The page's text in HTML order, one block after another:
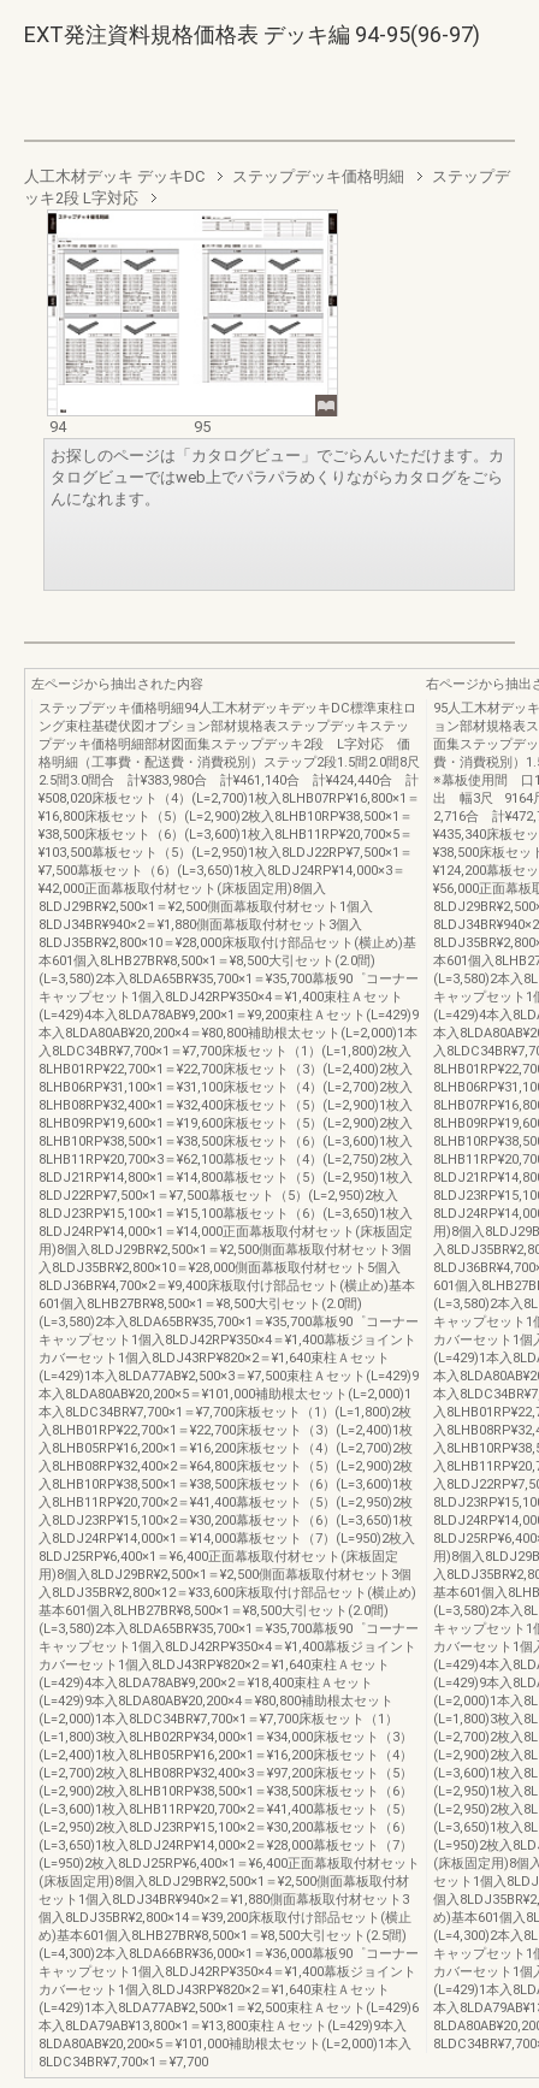
EXT発注資料規格価格表 デッキ編 94-95(96-97)
人工木材デッキ デッキDC ステップデッキ価格明細
ステップデ
ッキ2段 L字対応
94
95
お探しのページは「カタログビュー」でごらんいただけます。カ
タログビューではweb上でパラパラめくりながらカタログをごら
んになれます。
左ページから抽出された内容
ステップデッキ価格明細94人工木材デッキデッキDC標準束柱ロ
ング束柱基礎伏図オプション部材規格表ステップデッキステッ
プデッキ価格明細部材図面集ステップデッキ2段 L字対応 価
格明細（工事費・配送費・消費税別）ステップ2段1.5間2.0間8尺
2.5間3.0間合 計¥383,980合 計¥461,140合 計¥424,440合 計
¥508,020床板セット（4）(L=2,700)1枚入8LHB07RP¥16,800×1＝
¥16,800床板セット（5）(L=2,900)2枚入8LHB10RP¥38,500×1＝
¥38,500床板セット（6）(L=3,600)1枚入8LHB11RP¥20,700×5＝
¥103,500幕板セット（5）(L=2,950)1枚入8LDJ22RP¥7,500×1＝
¥7,500幕板セット（6）(L=3,650)1枚入8LDJ24RP¥14,000×3＝
¥42,000正面幕板取付材セット(床板固定用)8個入
8LDJ29BR¥2,500×1＝¥2,500側面幕板取付材セット1個入
8LDJ34BR¥940×2＝¥1,880側面幕板取付材セット3個入
8LDJ35BR¥2,800×10＝¥28,000床板取付け部品セット(横止め)基
本601個入8LHB27BR¥8,500×1＝¥8,500大引セット(2.0間)
(L=3,580)2本入8LDA65BR¥35,700×1＝¥35,700幕板90゜コーナー
キャップセット1個入8LDJ42RP¥350×4＝¥1,400束柱Ａセット
(L=429)4本入8LDA78AB¥9,200×1＝¥9,200束柱Ａセット(L=429)9
本入8LDA80AB¥20,200×4＝¥80,800補助根太セット(L=2,000)1本
入8LDC34BR¥7,700×1＝¥7,700床板セット（1）(L=1,800)2枚入
8LHB01RP¥22,700×1＝¥22,700床板セット（3）(L=2,400)2枚入
8LHB06RP¥31,100×1＝¥31,100床板セット（4）(L=2,700)2枚入
8LHB08RP¥32,400×1＝¥32,400床板セット（5）(L=2,900)1枚入
8LHB09RP¥19,600×1＝¥19,600床板セット（5）(L=2,900)2枚入
8LHB10RP¥38,500×1＝¥38,500床板セット（6）(L=3,600)1枚入
8LHB11RP¥20,700×3＝¥62,100幕板セット（4）(L=2,750)2枚入
8LDJ21RP¥14,800×1＝¥14,800幕板セット（5）(L=2,950)1枚入
8LDJ22RP¥7,500×1＝¥7,500幕板セット（5）(L=2,950)2枚入
8LDJ23RP¥15,100×1＝¥15,100幕板セット（6）(L=3,650)1枚入
8LDJ24RP¥14,000×1＝¥14,000正面幕板取付材セット(床板固定
用)8個入8LDJ29BR¥2,500×1＝¥2,500側面幕板取付材セット3個
入8LDJ35BR¥2,800×10＝¥28,000側面幕板取付材セット5個入
8LDJ36BR¥4,700×2＝¥9,400床板取付け部品セット(横止め)基本
601個入8LHB27BR¥8,500×1＝¥8,500大引セット(2.0間)
(L=3,580)2本入8LDA65BR¥35,700×1＝¥35,700幕板90゜コーナー
キャップセット1個入8LDJ42RP¥350×4＝¥1,400幕板ジョイント
カバーセット1個入8LDJ43RP¥820×2＝¥1,640束柱Ａセット
(L=429)1本入8LDA77AB¥2,500×3＝¥7,500束柱Ａセット(L=429)9
本入8LDA80AB¥20,200×5＝¥101,000補助根太セット(L=2,000)1
本入8LDC34BR¥7,700×1＝¥7,700床板セット（1）(L=1,800)2枚
入8LHB01RP¥22,700×1＝¥22,700床板セット（3）(L=2,400)1枚
入8LHB05RP¥16,200×1＝¥16,200床板セット（4）(L=2,700)2枚
入8LHB08RP¥32,400×2＝¥64,800床板セット（5）(L=2,900)2枚
入8LHB10RP¥38,500×1＝¥38,500床板セット（6）(L=3,600)1枚
入8LHB11RP¥20,700×2＝¥41,400幕板セット（5）(L=2,950)2枚
入8LDJ23RP¥15,100×2＝¥30,200幕板セット（6）(L=3,650)1枚
入8LDJ24RP¥14,000×1＝¥14,000幕板セット（7）(L=950)2枚入
8LDJ25RP¥6,400×1＝¥6,400正面幕板取付材セット(床板固定
用)8個入8LDJ29BR¥2,500×1＝¥2,500側面幕板取付材セット3個
入8LDJ35BR¥2,800×12＝¥33,600床板取付け部品セット(横止め)
基本601個入8LHB27BR¥8,500×1＝¥8,500大引セット(2.0間)
(L=3,580)2本入8LDA65BR¥35,700×1＝¥35,700幕板90゜コーナー
キャップセット1個入8LDJ42RP¥350×4＝¥1,400幕板ジョイント
カバーセット1個入8LDJ43RP¥820×2＝¥1,640束柱Ａセット
(L=429)4本入8LDA78AB¥9,200×2＝¥18,400束柱Ａセット
(L=429)9本入8LDA80AB¥20,200×4＝¥80,800補助根太セット
(L=2,000)1本入8LDC34BR¥7,700×1＝¥7,700床板セット（1）
(L=1,800)3枚入8LHB02RP¥34,000×1＝¥34,000床板セット（3）
(L=2,400)1枚入8LHB05RP¥16,200×1＝¥16,200床板セット（4）
(L=2,700)2枚入8LHB08RP¥32,400×3＝¥97,200床板セット（5）
(L=2,900)2枚入8LHB10RP¥38,500×1＝¥38,500床板セット（6）
(L=3,600)1枚入8LHB11RP¥20,700×2＝¥41,400幕板セット（5）
(L=2,950)2枚入8LDJ23RP¥15,100×2＝¥30,200幕板セット（6）
(L=3,650)1枚入8LDJ24RP¥14,000×2＝¥28,000幕板セット（7）
(L=950)2枚入8LDJ25RP¥6,400×1＝¥6,400正面幕板取付材セット
(床板固定用)8個入8LDJ29BR¥2,500×1＝¥2,500側面幕板取付材
セット1個入8LDJ34BR¥940×2＝¥1,880側面幕板取付材セット3
個入8LDJ35BR¥2,800×14＝¥39,200床板取付け部品セット(横止
め)基本601個入8LHB27BR¥8,500×1＝¥8,500大引セット(2.5間)
(L=4,300)2本入8LDA66BR¥36,000×1＝¥36,000幕板90゜コーナー
キャップセット1個入8LDJ42RP¥350×4＝¥1,400幕板ジョイント
カバーセット1個入8LDJ43RP¥820×2＝¥1,640束柱Ａセット
(L=429)1本入8LDA77AB¥2,500×1＝¥2,500束柱Ａセット(L=429)6
本入8LDA79AB¥13,800×1＝¥13,800束柱Ａセット(L=429)9本入
8LDA80AB¥20,200×5＝¥101,000補助根太セット(L=2,000)1本入
8LDC34BR¥7,700×1＝¥7,700
右ページから抽出
95人工木材デッ
ョン部材規格表
面集ステップデ
費・消費税別）
※幕板使用間 口
出 幅3尺 9164尺
2,716合 計
¥435,340床板セ
¥38,500床板セッ
¥124,200幕板セ
¥56,000正面幕板
本601個入
(L=3,580)2本入
キャップセット1
(L=429)4本入
本入
入
用)8個入
入
601個入
(L=3,580)2本入
キャップセット1
カバーセット1個
(L=429)1本入
本入
本入
入
入
入
入
入
用)8個入
入
基本601個入
(L=3,580)2本入
キャップセット1
カバーセット1個
(L=429)4本入
(L=429)9本入
(L=2,000)1本入
(L=1,800)3枚入
(L=2,700)2枚入
(L=2,900)2枚入
(L=3,600)1枚入
(L=2,950)1枚入
(L=2,950)2枚入
(L=3,650)1枚入
(L=950)2枚入
(床板固定用)8個
セット1個入
個入
め)基本601個入
(L=4,300)2本入
キャップセット1
カバーセット1個
(L=429)1本入
本入